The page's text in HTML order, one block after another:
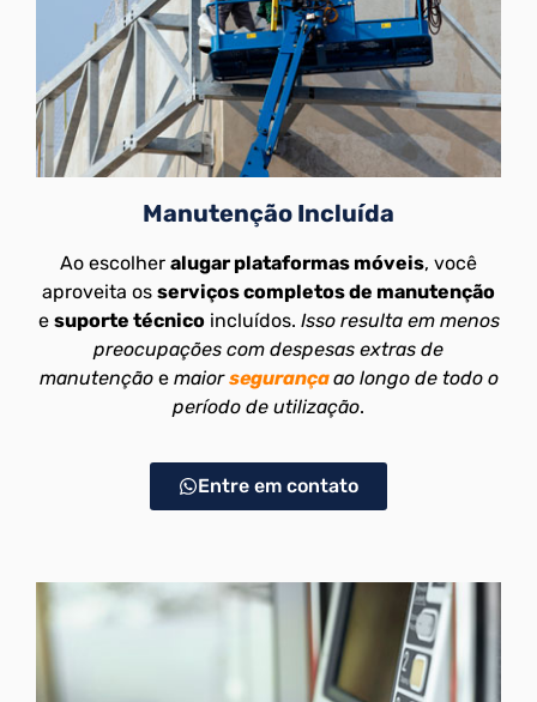
Manutenção Incluída
Ao escolher alugar plataformas móveis, você
aproveita os serviços completos de manutenção
e suporte técnicoincluídos. Isso resulta em menos
preocupações com despesas extras de
manutençãoe maiorsegurançaao longo de todo o
período de utilização.
Entre em contato